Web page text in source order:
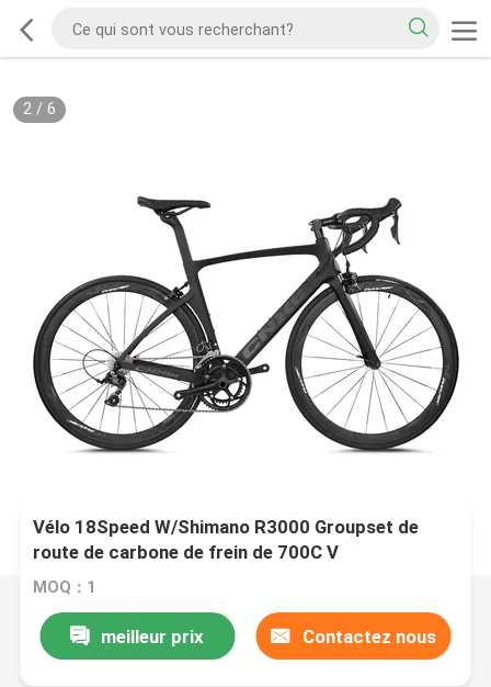
2/ 6
Vélo 18Speed W/Shimano R3000 Groupset de
route de carbone de frein de 700C V
MOQ：1
meilleur prix Contactez nous